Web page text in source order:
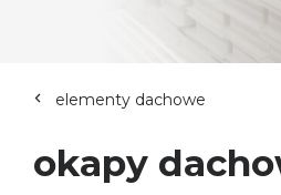
elementy dachowe
okapy